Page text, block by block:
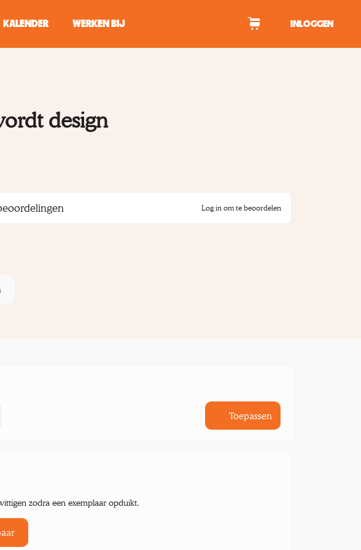
KALENDER WERKEN BIJ INLOGGEN
design
Log in om te beoordelen
Toepassen
zodra een exemplaar opduikt.